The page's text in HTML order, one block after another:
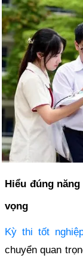
Hiểu đúng
vọng
Kỳ thi tốt
chuyển quan